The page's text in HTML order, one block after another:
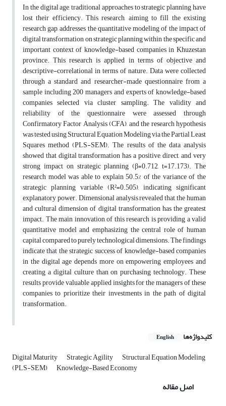
In the digital age, traditional approaches to strategic planning have
lost their efficiency. This research, aiming to fill the existing
research gap, addresses the quantitative modeling of the impact of
digital transformation on strategic planning within the specific and
important context of knowledge-based companies in Khuzestan
province. This research is applied in terms of objective and
descriptive-correlational in terms of nature. Data were collected
through a standard and researcher-made questionnaire from a
sample including 200 managers and experts of knowledge-based
companies selected via cluster sampling. The validity and
reliability of the questionnaire were assessed through
Confirmatory Factor Analysis (CFA), and the research hypothesis
was tested using Structural Equation Modeling via the Partial Least
Squares method (PLS-SEM). The results of the data analysis
showed that digital transformation has a positive, direct, and very
strong impact on strategic planning (β=0.712, t=17.173). The
research model was able to explain 50.5% of the variance of the
strategic planning variable (R²=0.505), indicating significant
explanatory power. Dimensional analysis revealed that the human
and cultural dimension of digital transformation has the greatest
impact. The main innovation of this research is providing a valid
quantitative model and emphasizing the central role of human
capital compared to purely technological dimensions. The findings
indicate that the strategic success of knowledge-based companies
in the digital age depends more on empowering employees and
creating a digital culture than on purchasing technology. These
results provide valuable applied insights for the managers of these
companies to prioritize their investments in the path of digital
transformation.
کلیدواژه‌ها English
Digital Maturity Strategic Agility Structural Equation Modeling
(PLS-SEM) Knowledge-Based Economy
اصل مقاله